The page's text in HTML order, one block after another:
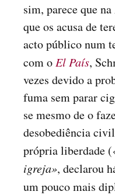
sim, parece que
que os acusa de
acto público num
com o El País,
vezes devido a
fuma sem parar
se mesmo de o
desobediência
própria liberdade (
igreja», declarou
um pouco mais